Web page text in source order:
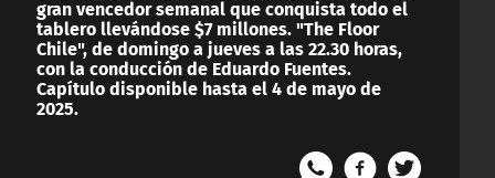
gran vencedor semanal que conquista todo el
tablero llevándose $7 millones. "The Floor
Chile", de domingo a jueves a las 22.30 horas,
con la conducción de Eduardo Fuentes.
Capítulo disponible hasta el 4 de mayo de
2025.